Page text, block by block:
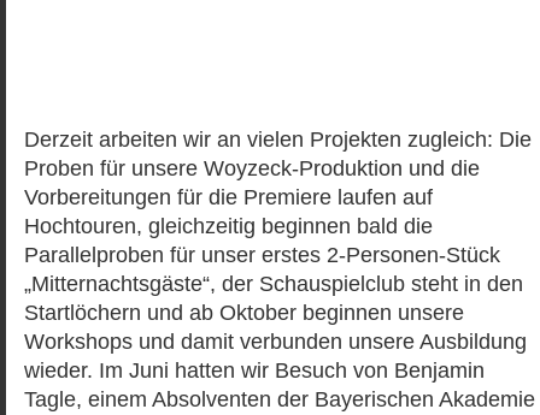
Derzeit arbeiten wir an vielen Projekten zugleich: Die
Proben für unsere Woyzeck-Produktion und die
Vorbereitungen für die Premiere laufen auf
Hochtouren, gleichzeitig beginnen bald die
Parallelproben für unser erstes 2-Personen-Stück
„Mitternachtsgäste“, der Schauspielclub steht in den
Startlöchern und ab Oktober beginnen unsere
Workshops und damit verbunden unsere Ausbildung
wieder. Im Juni hatten wir Besuch von Benjamin
Tagle, einem Absolventen der Bayerischen Akademie